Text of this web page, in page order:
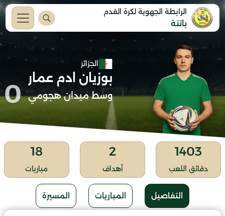
الرابطة الجهوية لكرة القدم
باتنة
الجزائر
بوزيان ادم عمار
وسط ميدان هجومي 0
1403
دقائق اللعب
2
أهداف
18
مباريات
التفاصيل المباريات المسيرة